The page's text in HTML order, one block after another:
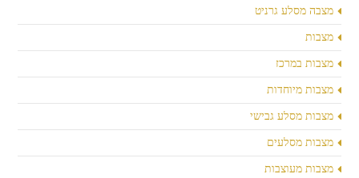
מצבה מסלע גרניט
מצבות
מצבות במרכז
מצבות מיוחדות
מצבות מסלע גבישי
מצבות מסלעים
מצבות מעוצבות